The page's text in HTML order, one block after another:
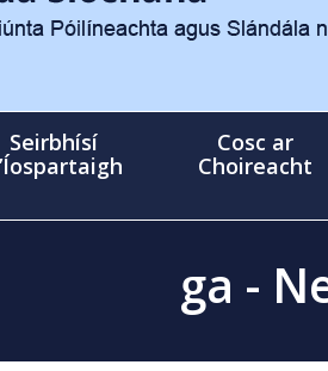
Seirbhísí
Cosc ar
Choireacht
ga -